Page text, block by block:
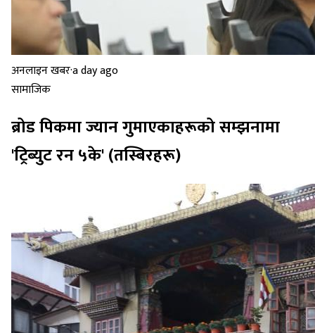
अनलाइन खबर·a day ago
सामाजिक
ब्रोड पिकमा ज्यान गुमाएकाहरूको सम्झनामा
'ट्रिब्युट रन ५के' (तस्बिरहरू)